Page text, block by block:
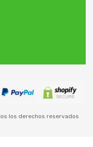
los derechos reservados